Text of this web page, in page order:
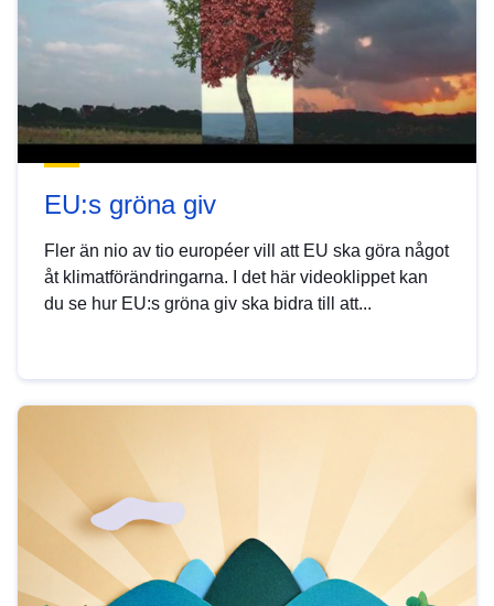
EU:s gröna giv
Fler än nio av tio européer vill att EU ska göra något
åt klimatförändringarna. I det här videoklippet kan
du se hur EU:s gröna giv ska bidra till att...